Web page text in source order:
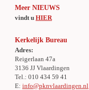
Meer NIEUWS
vindt u HIER
Kerkelijk Bureau
Adres:
Reigerlaan 47a
3136 JJ Vlaardingen
Tel.: 010 434 59 41
E: info@pknvlaardingen.nl